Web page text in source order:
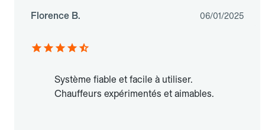
Florence B. 06/01/2025
Système fiable et facile à utiliser.
Chauffeurs expérimentés et aimables.